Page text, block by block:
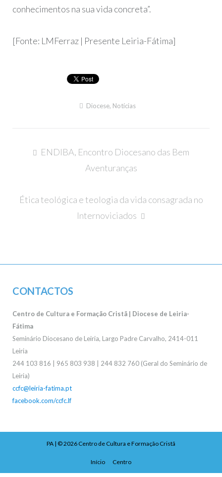
conhecimentos na sua vida concreta”.
[Fonte: LMFerraz | Presente Leiria-Fátima]
Diocese, Notícias
Navegação
ENDIBA, Encontro Diocesano das Bem
Aventuranças
Ética teológica e teologia da vida consagrada no
Internoviciados
CONTACTOS
Centro de Cultura e Formação Cristã | Diocese de Leiria-
Fátima
Seminário Diocesano de Leiria, Largo Padre Carvalho, 2414-011
Leiria
244 103 816 | 965 803 938 | 244 832 760 (Geral do Seminário de
Leiria)
ccfc@leiria-fatima.pt
facebook.com/ccfc.lf
PA | © 2026 Centro de Cultura e Formação Cristã
Início Centro